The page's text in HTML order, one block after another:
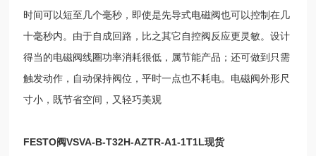
时间可以短至几个毫秒，即使是先导式电磁阀也可以控制在几
十毫秒内。由于自成回路，比之其它自控阀反应更灵敏。设计
得当的电磁阀线圈功率消耗很低，属节能产品；还可做到只需
触发动作，自动保持阀位，平时一点也不耗电。电磁阀外形尺
寸小，既节省空间，又轻巧美观
FESTO阀VSVA-B-T32H-AZTR-A1-1T1L现货